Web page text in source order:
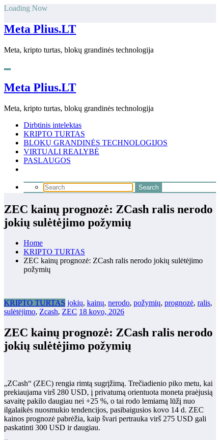
Skip
content
Loading Now
Meta Plius.LT
Meta, kripto turtas, blokų grandinės technologija
Meta Plius.LT
Meta, kripto turtas, blokų grandinės technologija
Dirbtinis intelektas
KRIPTO TURTAS
BLOKŲ GRANDINĖS TECHNOLOGIJOS
VIRTUALI REALYBĖ
PASLAUGOS
ZEC kainų prognozė: ZCash ralis nerodo
jokių sulėtėjimo požymių
Home
KRIPTO TURTAS
ZEC kainų prognozė: ZCash ralis nerodo jokių sulėtėjimo
požymių
KRIPTO TURTAS jokių, kainų, nerodo, požymių, prognozė, ralis,
sulėtėjimo, Zcash, ZEC 18 kovo, 2026
ZEC kainų prognozė: ZCash ralis nerodo
jokių sulėtėjimo požymių
„ZCash“ (ZEC) rengia rimtą sugrįžimą. Trečiadienio piko metu, kai
prekiaujama virš 280 USD, į privatumą orientuota moneta praėjusią
savaitę pakilo daugiau nei +25 %, o tai rodo lemiamą lūžį nuo
ilgalaikės nuosmukio tendencijos, pasibaigusios kovo 14 d. ZEC
kainos prognozė pabrėžia, kaip švari pertrauka virš 275 USD gali
paskatinti 300 USD ir daugiau.